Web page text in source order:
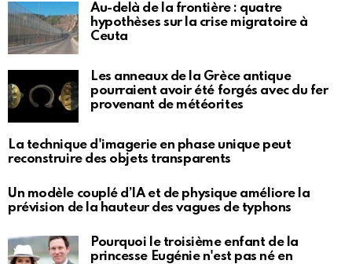
Au-delà de la frontière : quatre
hypothèses sur la crise migratoire à
Ceuta
Les anneaux de la Grèce antique
pourraient avoir été forgés avec du fer
provenant de météorites
La technique d'imagerie en phase unique peut
reconstruire des objets transparents
Un modèle couplé d’IA et de physique améliore la
prévision de la hauteur des vagues de typhons
Pourquoi le troisième enfant de la
princesse Eugénie n'est pas né en